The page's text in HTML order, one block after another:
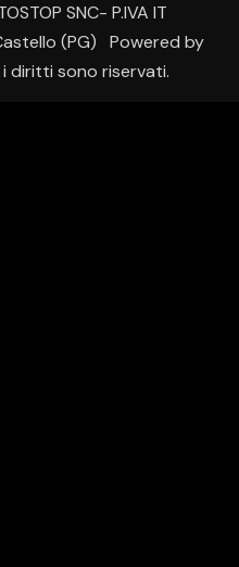
SNC- P.IVA IT
(PG) Powered by
i diritti sono riservati.